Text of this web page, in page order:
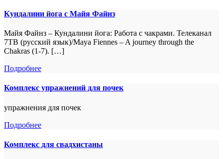
Кундалини йога с Майя Файнз
Майя Файнз – Кундалини йога: Работа с чакрами. Телеканал
7ТВ (русский язык)/Maya Fiennes – A journey through the
Chakras (1-7). […]
Подробнее
Комплекс упражнений для почек
упражнения для почек
Подробнее
Комплекс для свадхистаны